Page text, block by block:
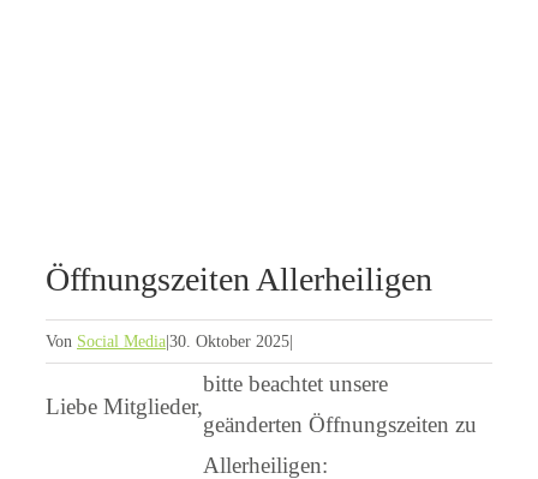
Öffnungszeiten Allerheiligen
Von Social Media 30. Oktober 2025
Liebe Mitglieder,
bitte beachtet unsere
geänderten Öffnungszeiten zu
Allerheiligen: